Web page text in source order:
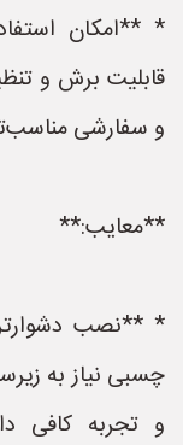
* **امکان
قابلیت برش و
و سفارشی
**معایب:**
* **نصب
چسبی نیاز به
و تجربه کافی